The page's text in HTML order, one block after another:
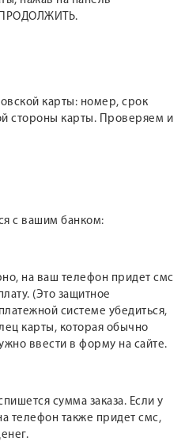
ПРОДОЛЖИТЬ.
карты: номер, срок
стороны карты. Проверяем и
с вашим банком:
на ваш телефон придет смс
(Это защитное
системе убедиться,
карты, которая обычно
ввести в форму на сайте.
сумма заказа. Если у
телефон также придет смс,